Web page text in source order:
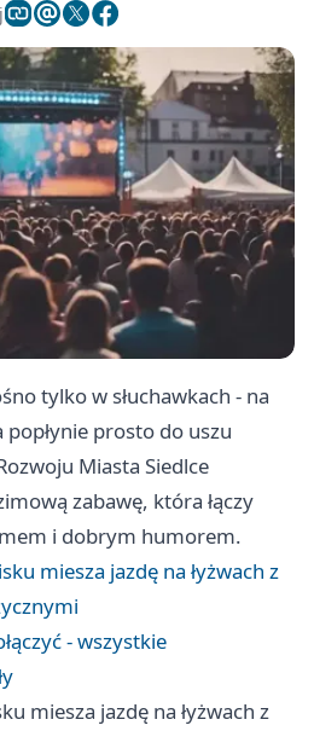
tylko w słuchawkach - na
prosto do uszu
Miasta Siedlce
zabawę, która łączy
i dobrym humorem.
miesza jazdę na łyżwach z
- wszystkie
miesza jazdę na łyżwach z